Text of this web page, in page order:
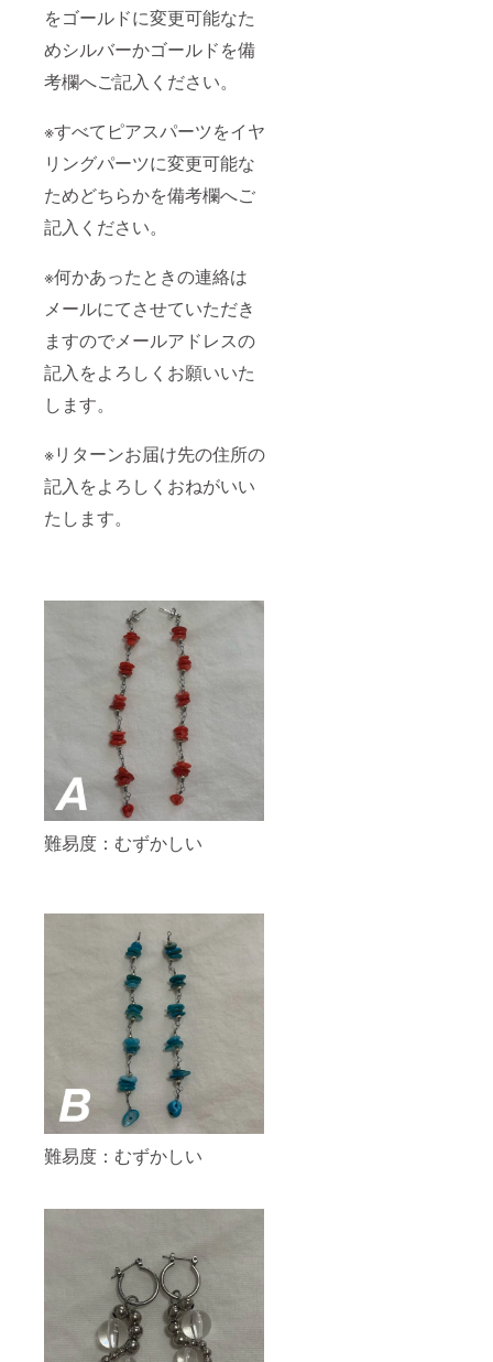
をゴールドに変更可能なた
めシルバーかゴールドを備
考欄へご記入ください。
※すべてピアスパーツをイヤ
リングパーツに変更可能な
ためどちらかを備考欄へご
記入ください。
※何かあったときの連絡は
メールにてさせていただき
ますのでメールアドレスの
記入をよろしくお願いいた
します。
※リターンお届け先の住所の
記入をよろしくおねがいい
たします。
難易度：むずかしい
難易度：むずかしい